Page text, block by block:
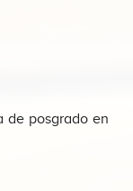
de posgrado en